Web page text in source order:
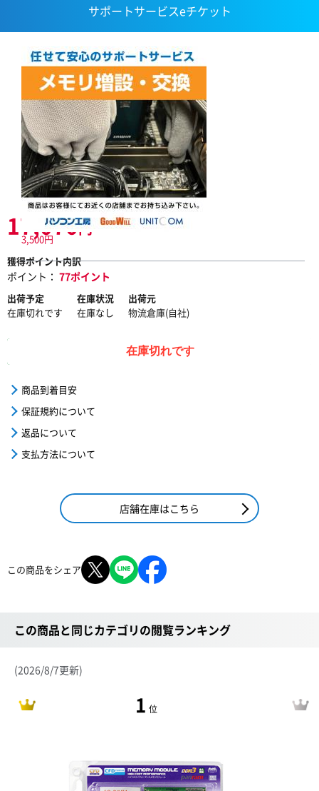
サポートサービスeチケット
3,500円
17,070円
獲得ポイント内訳
ポイント： 77ポイント
出荷予定
在庫切れです
在庫状況
在庫なし
出荷元
物流倉庫(自社)
在庫切れです
商品到着目安
保証規約について
返品について
支払方法について
店舗在庫はこちら
この商品をシェア
この商品と同じカテゴリの閲覧ランキング
(2026/8/7更新)
1 位